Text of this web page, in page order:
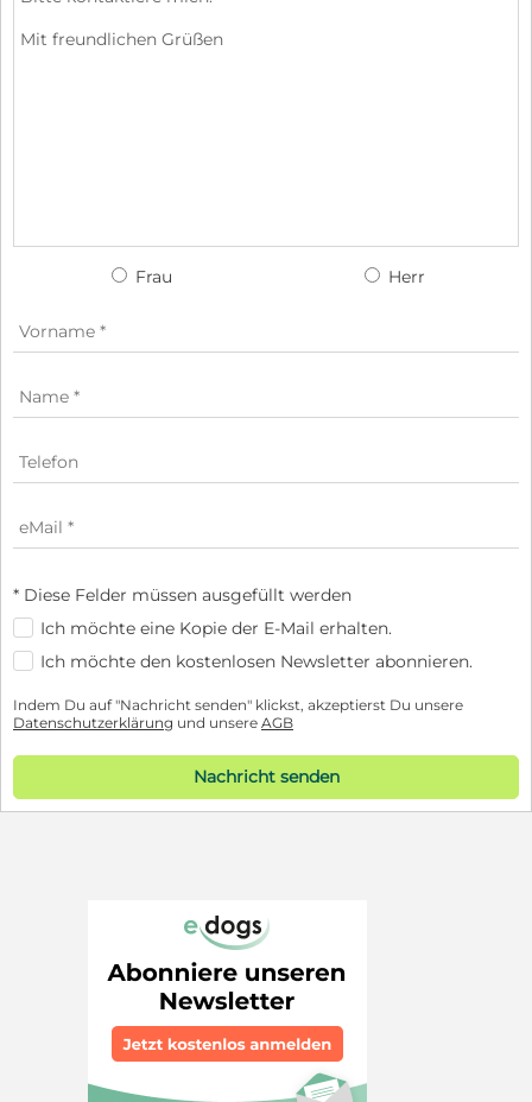
Frau Herr
* Diese Felder müssen ausgefüllt werden
Ich möchte eine Kopie der E-Mail erhalten.
Ich möchte den kostenlosen Newsletter abonnieren.
Indem Du auf "Nachricht senden" klickst, akzeptierst Du unsere
Datenschutzerklärung und unsere AGB
Nachricht senden